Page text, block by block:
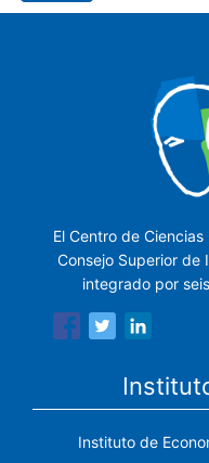
El Centro de
Consejo Superior de
integrado por
Instituto de